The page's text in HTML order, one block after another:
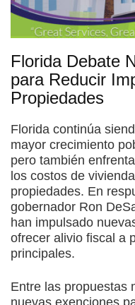
Florida Debate
para Reducir
Propiedades
Florida continúa
mayor crecimiento
pero también
los costos de
propiedades. En
gobernador Ron
han impulsado
ofrecer alivio fiscal a
principales.
Entre las propuestas
nuevas exenciones